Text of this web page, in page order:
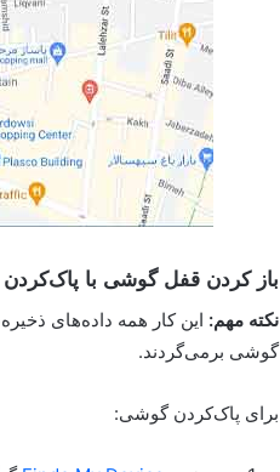
باز کردن قفل گوشی با پاک‌کردن
نکته مهم: این کار همه داده‌های
گوشی برمی‌گردند.
برای پاک‌کردن گوشی: